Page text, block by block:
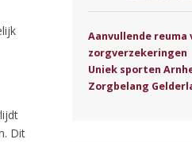
Dit
Aanvullende
zorgverzekeringen
Uniek sporten
Zorgbelang